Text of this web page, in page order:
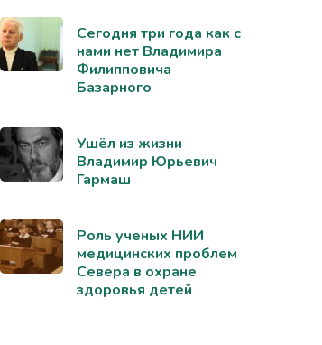
Сегодня три года как с
нами нет Владимира
Филипповича
Базарного
Ушёл из жизни
Владимир Юрьевич
Гармаш
Роль ученых НИИ
медицинских проблем
Севера в охране
здоровья детей